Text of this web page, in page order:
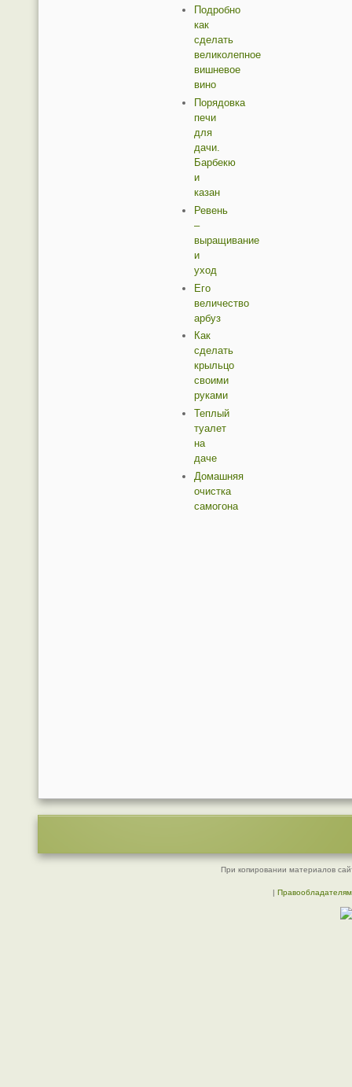
Подробно
как
сделать
великолепное
вишневое
вино
Порядовка
печи
для
дачи.
Барбекю
и
казан
Ревень
–
выращивание
и
уход
Его
величество
арбуз
Как
сделать
крыльцо
своими
руками
Теплый
туалет
на
даче
Домашняя
очистка
самогона
При копировании материалов
| Правообладателям